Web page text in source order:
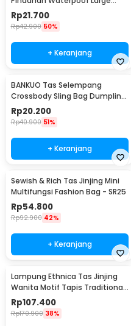
Organizer Bag 90x30x50cm -
HR-01
Rp21.700
Rp42.900 50%
+ Keranjang
BANKUO Tas Selempang
Crossbody Sling Bag Dumpling
Adjustable Strap - BK22
Rp20.200
Rp40.900 51%
+ Keranjang
Sewish & Rich Tas Jinjing Mini
Multifungsi Fashion Bag - SR25
Rp54.800
Rp92.900 42%
+ Keranjang
Lampung Ethnica Tas Jinjing
Wanita Motif Tapis Traditional
Handbag - LE3
Rp107.400
Rp170.900 38%